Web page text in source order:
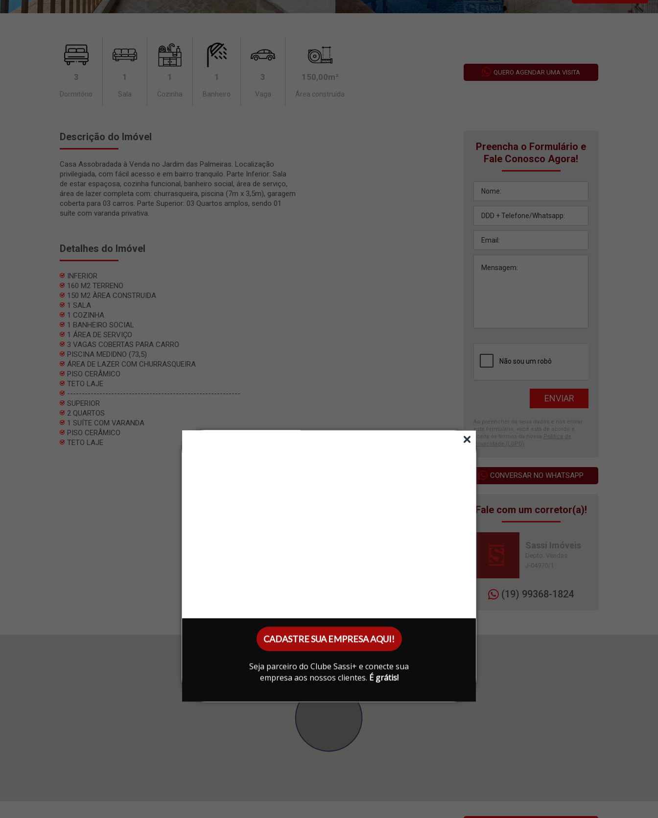
CADASTRE SUA EMPRESA AQUI!
Seja parceiro do Clube Sassi+ e conecte sua
empresa aos nossos clientes. É grátis!
3
Dormitório
1
Sala
1
Cozinha
1
Banheiro
3
Vaga
150,00m²
Área construída
QUERO AGENDAR UMA VISITA
Descrição do Imóvel
Casa Assobradada à Venda no Jardim das Palmeiras. Localização
privilegiada, com fácil acesso e em bairro tranquilo. Parte Inferior: Sala
de estar espaçosa, cozinha funcional, banheiro social, área de serviço,
área de lazer completa com: churrasqueira, piscina (7m x 3,5m), garagem
coberta para 03 carros. Parte Superior: 03 Quartos amplos, sendo 01
suíte com varanda privativa.
Detalhes do Imóvel
INFERIOR
160 M2 TERRENO
150 M2 ÀREA CONSTRUIDA
1 SALA
1 COZINHA
1 BANHEIRO SOCIAL
1 ÁREA DE SERVIÇO
3 VAGAS COBERTAS PARA CARRO
PISCINA MEDIDNO (73,5)
ÁREA DE LAZER COM CHURRASQUEIRA
PISO CERÂMICO
TETO LAJE
-----------------------------------------------------------
SUPERIOR
2 QUARTOS
1 SUÍTE COM VARANDA
PISO CERÂMICO
TETO LAJE
Preencha o Formulário e
Fale Conosco Agora!
Ao preencher os seus dados e nos enviar
este formulário, você está de acordo e
aceita os termos da nossa
Política de
Privacidade (LGPD)
CONVERSAR NO WHATSAPP
Fale com um corretor(a)!
Sassi Imóveis
Depto. Vendas
J-04970/1
(19) 99368-1824